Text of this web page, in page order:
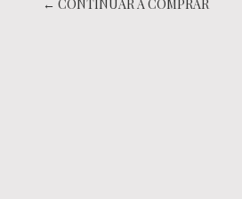
← CONTINUAR A COMPRAR